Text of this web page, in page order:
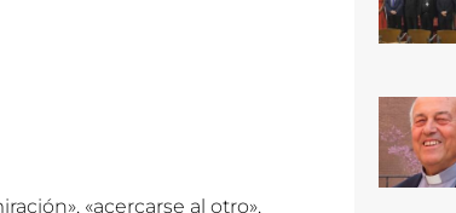
«acercarse al otro»,